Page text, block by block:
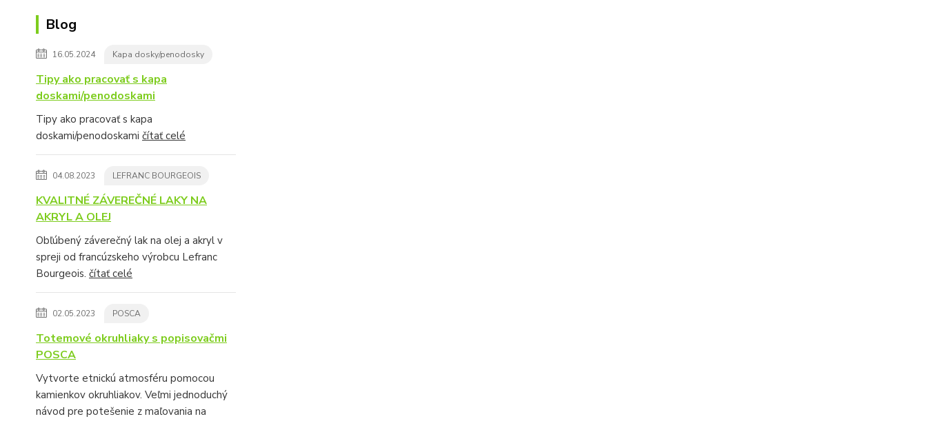
Blog
16.05.2024 Kapa dosky/penodosky
Tipy ako pracovať s kapa
doskami/penodoskami
Tipy ako pracovať s kapa
doskami/penodoskami čítať celé
04.08.2023 LEFRANC BOURGEOIS
KVALITNÉ ZÁVEREČNÉ LAKY NA
AKRYL A OLEJ
Obľúbený záverečný lak na olej a akryl v
spreji od francúzskeho výrobcu Lefranc
Bourgeois. čítať celé
02.05.2023 POSCA
Totemové okruhliaky s popisovačmi
POSCA
Vytvorte etnickú atmosféru pomocou
kamienkov okruhliakov. Veľmi jednoduchý
návod pre potešenie z maľovania na